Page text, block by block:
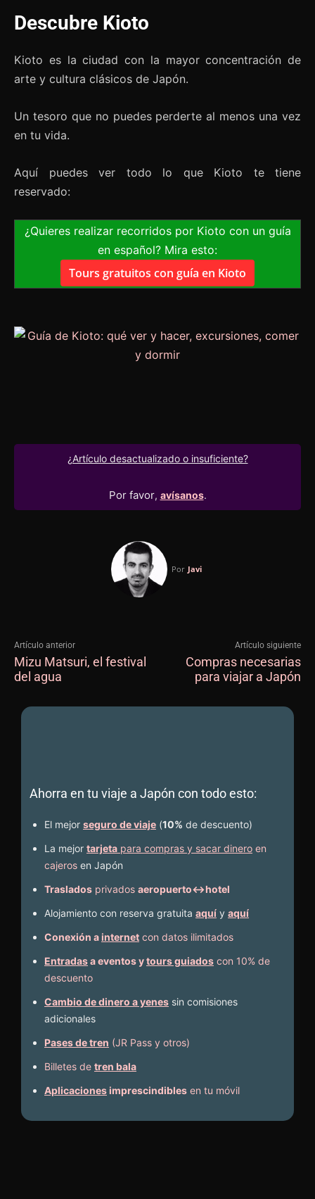
Descubre Kioto
Kioto es la ciudad con la mayor concentración de
arte y cultura clásicos de Japón.
Un tesoro que no puedes perderte al menos una vez
en tu vida.
Aquí puedes ver todo lo que Kioto te tiene
reservado:
¿Quieres realizar recorridos por Kioto con un guía
en español? Mira esto:
Tours gratuitos con guía en Kioto
¿Artículo desactualizado o insuficiente?
Por favor, avísanos.
Por Javi
Artículo anterior
Mizu Matsuri, el festival
del agua
Artículo siguiente
Compras necesarias
para viajar a Japón
Ahorra en tu viaje a Japón con todo esto:
El mejor seguro de viaje (10% de descuento)
La mejor tarjeta para compras y sacar dinero en
cajeros en Japón
Traslados privados aeropuerto↔hotel
Alojamiento con reserva gratuita aquí y aquí
Conexión ainternet con datos ilimitados
Entradasa eventos ytours guiados con 10% de
descuento
Cambio de dinero a yenes sin comisiones
adicionales
Pases de tren (JR Pass y otros)
Billetes de tren bala
Aplicacionesimprescindibles en tu móvil